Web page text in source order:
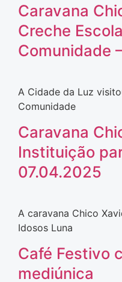
Caravana
Creche
Comunidade
A Cidade da Luz
Comunidade
Caravana
Instituição
07.04.2025
A caravana Chico
Idosos Luna
Café Festivo
mediúnica